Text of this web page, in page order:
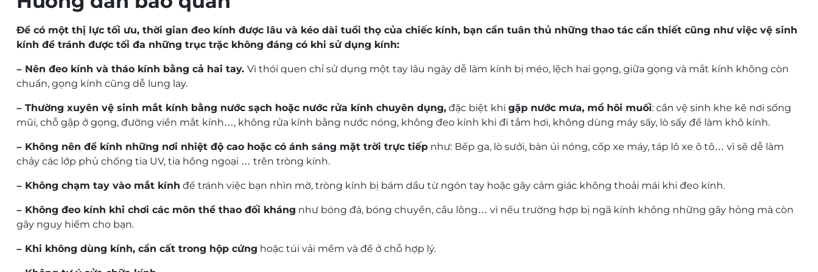
Chống lóa đèn xe: Cực kỳ an toàn cho những ai thường xuyên phải lái xe vào buổi tối.
Hạn chế trầy xước và bám nước:Tròng kính có độ cứng cao, bề mặt trơn láng khiến các giọt nước mưa dốc tuột đi nhanh chóng, không bị che khuất tầm
nhìn. Các vết dầu mỡ hay dấu vân tay cũng dễ dàng được lau sạch chỉ với một đường gạt khăn nhẹ.
Khả năng tích hợp công nghệ hiện đại
Không chỉ dừng lại ở việc sửa tật khúc xạ, khi đặt hàng đánh nhà máy cho dòng A-Plus, bạn có thể lựa chọn tích hợp thêm các tính năng như:
Lọc ánh sáng xanh:Ngăn chặn các tia sáng có hại từ màn hình điện thoại, máy tính, giảm thiểu tình trạng nhức mỏi và khô mắt khi làm việc văn phòng.
Đổi màu khi ra nắng:Kính sẽ trong suốt khi bạn ở trong nhà và tự động chuyển sang màu râm (khói hoặc nâu) khi bạn đi ra ngoài trời nắng, giúp bảo vệ mắt
khỏi tia UV và chống chói tối đa.
3. Độ tuổi và đối tượng phù hợp nhất
Theo khuyến nghị từ các chuyên gia khúc xạ, Chemi A-Plus tối ưu nhất cho nhóm đối tượng sau:
Độ tuổi:Từ38 – 40 tuổi trở lên, khi mắt bắt đầu có dấu hiệu lão thị rõ rệt.
Để có một thị lực tối ưu, thời gian đeo kính được lâu và kéo dài tuổi thọ của chiếc kính, bạn cần tuân thủ những thao tác cần thiết cũng như việc vệ sinh
kính để tránh được tối đa những trục trặc không đáng có khi sử dụng kính:
– Nên đeo kính và tháo kính bằng cả hai tay. Vì thói quen chỉ sử dụng một tay lâu ngày dễ làm kính bị méo, lệch hai gọng, giữa gọng và mắt kính không còn
chuẩn, gọng kính cũng dễ lung lay.
– Thường xuyên vệ sinh mắt kính bằng nước sạch hoặc nước rửa kính chuyên dụng, đặc biệt khi gặp nước mưa, mồ hôi muối: cần vệ sinh khe kẽ nơi sống
mũi, chỗ gập ở gọng, đường viền mắt kính…, không rửa kính bằng nước nóng, không đeo kính khi đi tắm hơi, không dùng máy sấy, lò sấy để làm khô kính.
– Không nên để kính những nơi nhiệt độ cao hoặc có ánh sáng mặt trời trực tiếp như: Bếp ga, lò sưởi, bàn ủi nóng, cốp xe máy, táp lô xe ô tô… vì sẽ dễ làm
chảy các lớp phủ chống tia UV, tia hồng ngoại … trên tròng kính.
– Không chạm tay vào mắt kính để tránh việc bạn nhìn mờ, tròng kính bị bám dầu từ ngón tay hoặc gây cảm giác không thoải mái khi đeo kính.
– Không đeo kính khi chơi các môn thể thao đối kháng như bóng đá, bóng chuyền, cầu lông… vì nếu trường hợp bị ngã kính không những gãy hỏng mà còn
gây nguy hiểm cho bạn.
– Khi không dùng kính, cần cất trong hộp cứng hoặc túi vải mềm và để ở chỗ hợp lý.